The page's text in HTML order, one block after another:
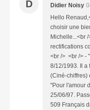
D Didier Noisy
Hello
choisir une
Michelle...<br
rectifications
<br /> <br /> -
8/12/1993. Il a
(Ciné-chiffres)
"Pour l'amour
25/06/97.
509 Français